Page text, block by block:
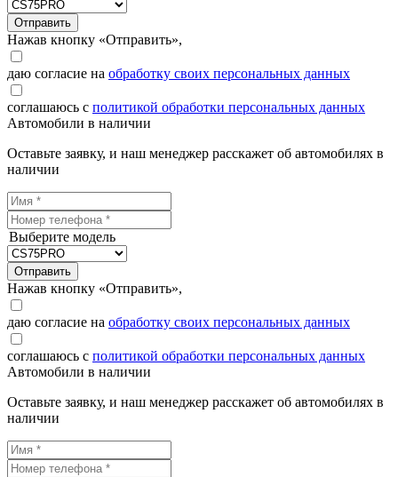
Отправить
Нажав кнопку «Отправить»,
даю согласие на обработку своих персональных данных
соглашаюсь с политикой обработки персональных данных
Автомобили в наличии
Оставьте заявку, и наш менеджер расскажет об автомобилях в
наличии
Выберите модель
Отправить
Нажав кнопку «Отправить»,
даю согласие на обработку своих персональных данных
соглашаюсь с политикой обработки персональных данных
Автомобили в наличии
Оставьте заявку, и наш менеджер расскажет об автомобилях в
наличии